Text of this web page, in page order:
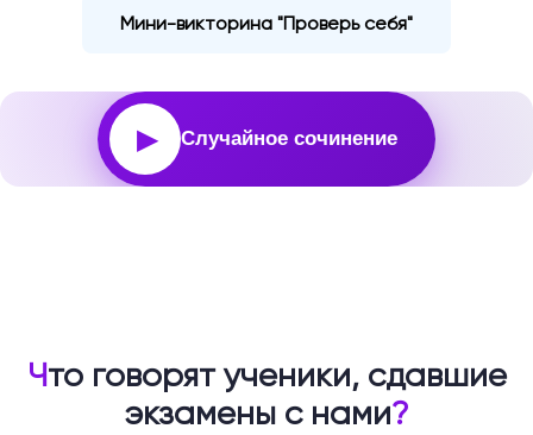
Мини-викторина "Проверь себя"
▶ Случайное сочинение
Что говорят ученики, сдавшие
экзамены с нами?